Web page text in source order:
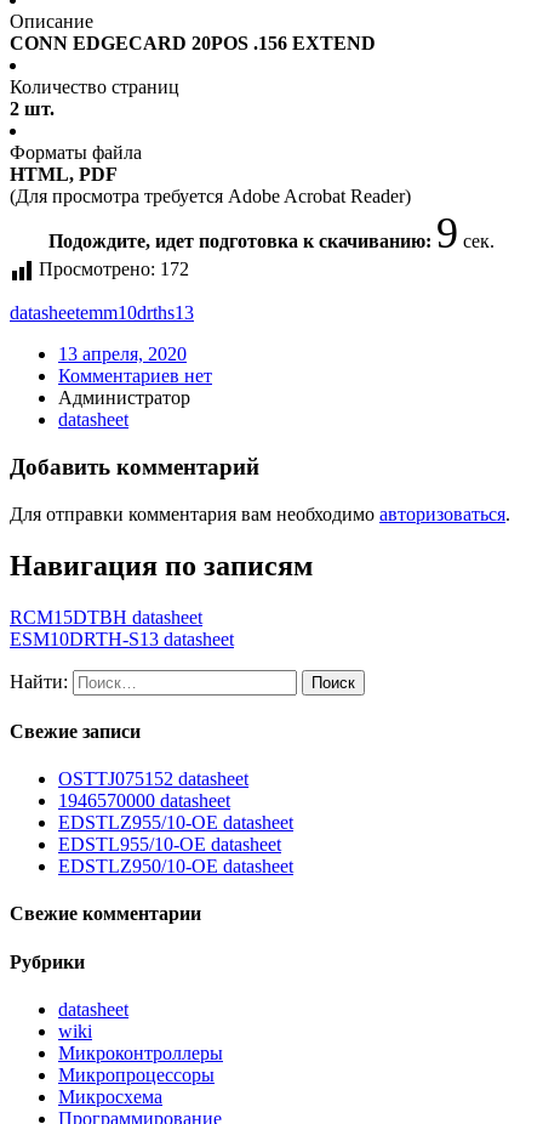
Описание
CONN EDGECARD 20POS .156 EXTEND
Количество страниц
2 шт.
Форматы файла
HTML, PDF
(Для просмотра требуется Adobe Acrobat Reader)
Подождите, идет подготовка к скачиванию: 9 сек.
Просмотрено: 172
datasheetemm10drths13
13 апреля, 2020
Комментариев нет
Администратор
datasheet
Добавить комментарий
Для отправки комментария вам необходимо авторизоваться.
Навигация по записям
RCM15DTBH datasheet
ESM10DRTH-S13 datasheet
Найти:
Свежие записи
OSTTJ075152 datasheet
1946570000 datasheet
EDSTLZ955/10-OE datasheet
EDSTL955/10-OE datasheet
EDSTLZ950/10-OE datasheet
Свежие комментарии
Рубрики
datasheet
wiki
Микроконтроллеры
Микропроцессоры
Микросхема
Программирование